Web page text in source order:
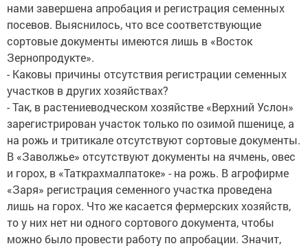
нами завершена апробация и регистрация семенных
посевов. Выяснилось, что все соответствующие
сортовые документы имеются лишь в «Восток
Зернопродукте».
- Каковы причины отсутствия регистрации семенных
участков в других хозяйствах?
- Так, в растениеводческом хозяйстве «Верхний Услон»
зарегистрирован участок только по озимой пшенице, а
на рожь и тритикале отсутствуют сортовые документы.
В «Заволжье» отсутствуют документы на ячмень, овес
и горох, в «Таткрахмалпатоке» - на рожь. В агрофирме
«Заря» регистрация семенного участка проведена
лишь на горох. Что же касается фермерских хозяйств,
то у них нет ни одного сортового документа, чтобы
можно было провести работу по апробации. Значит,